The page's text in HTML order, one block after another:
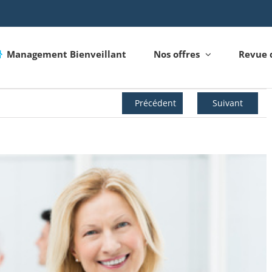
Management Bienveillant Nos offres Revue
Précédent Suivant